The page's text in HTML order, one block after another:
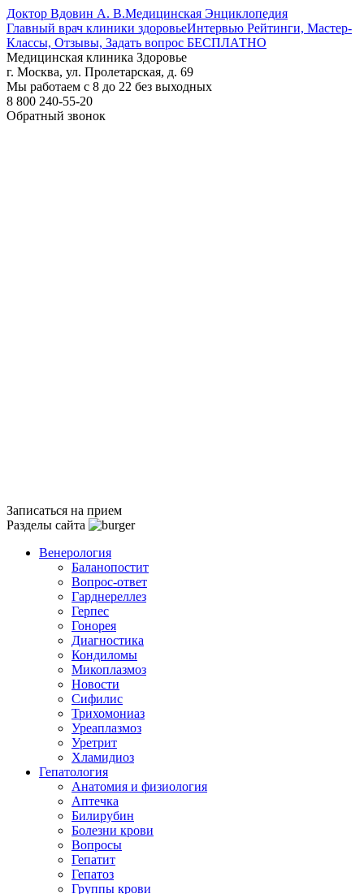
Доктор Вдовин А. В.Медицинская Энциклопедия
Главный врач клиники здоровьеИнтервью Рейтинги, Мастер-
Классы, Отзывы, Задать вопрос БЕСПЛАТНО
Медицинская клиника Здоровье
г. Москва, ул. Пролетарская, д. 69
Мы работаем с 8 до 22 без выходных
8 800 240-55-20
Обратный звонок
Записаться на прием
Разделы сайта
Венерология
Баланопостит
Вопрос-ответ
Гарднереллез
Герпес
Гонорея
Диагностика
Кондиломы
Микоплазмоз
Новости
Сифилис
Трихомониаз
Уреаплазмоз
Уретрит
Хламидиоз
Гепатология
Анатомия и физиология
Аптечка
Билирубин
Болезни крови
Вопросы
Гепатит
Гепатоз
Группы крови